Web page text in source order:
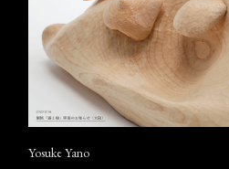
Yosuke Yano